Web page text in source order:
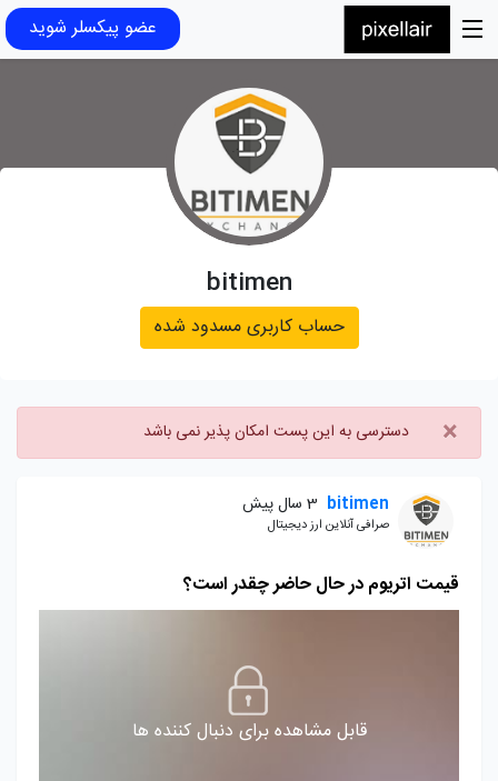
عضو پیکسلر شوید
bitimen
حساب کاربری مسدود شده
× دسترسی به این پست امکان پذیر نمی باشد
bitimen 3 سال پیش
صرافی آنلاین ارز دیجیتال
قیمت اتریوم در حال حاضر چقدر است؟
قابل مشاهده برای دنبال کننده ها